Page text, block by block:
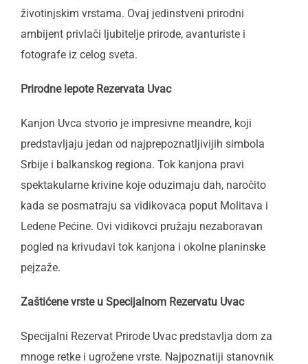
životinjskim vrstama. Ovaj jedinstveni prirodni
ambijent privlači ljubitelje prirode, avanturiste i
fotografe iz celog sveta.
Prirodne lepote Rezervata Uvac
Kanjon Uvca stvorio je impresivne meandre, koji
predstavljaju jedan od najprepoznatljivijih simbola
Srbije i balkanskog regiona. Tok kanjona pravi
spektakularne krivine koje oduzimaju dah, naročito
kada se posmatraju sa vidikovaca poput Molitava i
Ledene Pećine. Ovi vidikovci pružaju nezaboravan
pogled na krivudavi tok kanjona i okolne planinske
pejzaže.
Zaštićene vrste u Specijalnom Rezervatu Uvac
Specijalni Rezervat Prirode Uvac predstavlja dom za
mnoge retke i ugrožene vrste. Najpoznatiji stanovnik